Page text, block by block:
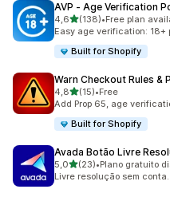
AVP ‑ Age Verification
4,6de 5 estrelas
(138)
138 total de avaliações
•Free plan
Easy age verification: 18+
Built for Shopify
Warn Checkout Rules &
4,8de 5 estrelas
(15)
15 total de avaliações
•Free
Add Prop 65, age
Built for Shopify
Avada Botão Livre
5,0de 5 estrelas
(23)
23 total de avaliações
•Plano gratuito
Livre resolução sem